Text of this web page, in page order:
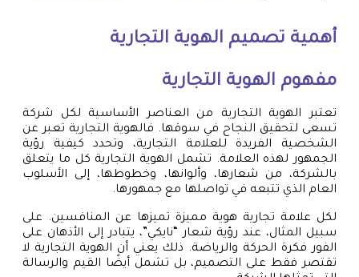
أهمية تصميم الهوية التجارية
مفهوم الهوية التجارية
تعتبر الهوية التجارية من العناصر الأساسية لكل شركة
تسعى لتحقيق النجاح في سوقها. فالهوية التجارية تعبر عن
الشخصية الفريدة للعلامة التجارية، وتحدد كيفية رؤية
الجمهور لهذه العلامة. تشمل الهوية التجارية كل ما يتعلق
بالشركة، من شعارها، وألوانها، وخطوطها، إلى الأسلوب
العام الذي تتبعه في تواصلها مع جمهورها.
لكل علامة تجارية هوية مميزة تميزها عن المنافسين. على
سبيل المثال، عند رؤية شعار “نايكي”، يتبادر إلى الأذهان على
الفور فكرة الحركة والرياضة. ذلك يعني أن الهوية التجارية لا
تقتصر فقط على التصميم، بل تشمل أيضًا القيم والرسالة